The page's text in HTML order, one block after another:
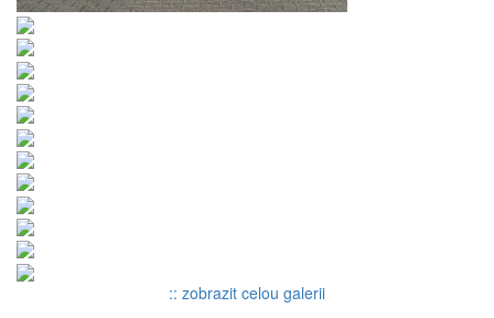
:: zobrazit celou galerii